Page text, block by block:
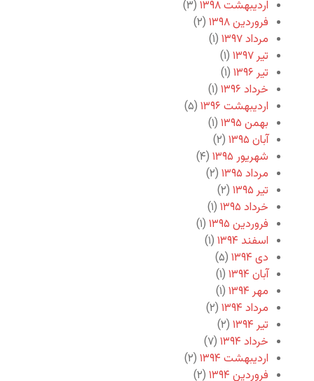
اردیبهشت ۱۳۹۸
(۳)
فروردین ۱۳۹۸
(۲)
مرداد ۱۳۹۷
(۱)
تیر ۱۳۹۷
(۱)
تیر ۱۳۹۶
(۱)
خرداد ۱۳۹۶
(۱)
اردیبهشت ۱۳۹۶
(۵)
بهمن ۱۳۹۵
(۱)
آبان ۱۳۹۵
(۲)
شهریور ۱۳۹۵
(۴)
مرداد ۱۳۹۵
(۲)
تیر ۱۳۹۵
(۲)
خرداد ۱۳۹۵
(۱)
فروردین ۱۳۹۵
(۱)
اسفند ۱۳۹۴
(۱)
دی ۱۳۹۴
(۵)
آبان ۱۳۹۴
(۱)
مهر ۱۳۹۴
(۱)
مرداد ۱۳۹۴
(۲)
تیر ۱۳۹۴
(۲)
خرداد ۱۳۹۴
(۷)
اردیبهشت ۱۳۹۴
(۲)
فروردین ۱۳۹۴
(۲)